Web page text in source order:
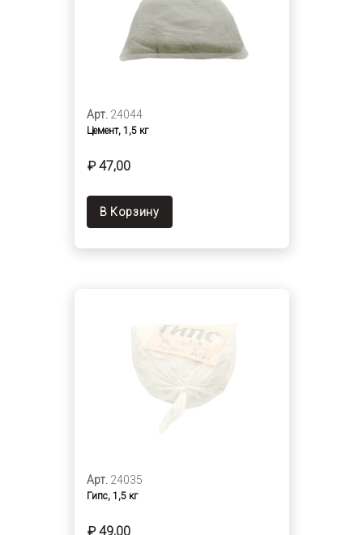
Арт. 24044
Цемент, 1,5 кг
₽ 47,00
В Корзину
Арт. 24035
Гипс, 1,5 кг
₽ 49,00